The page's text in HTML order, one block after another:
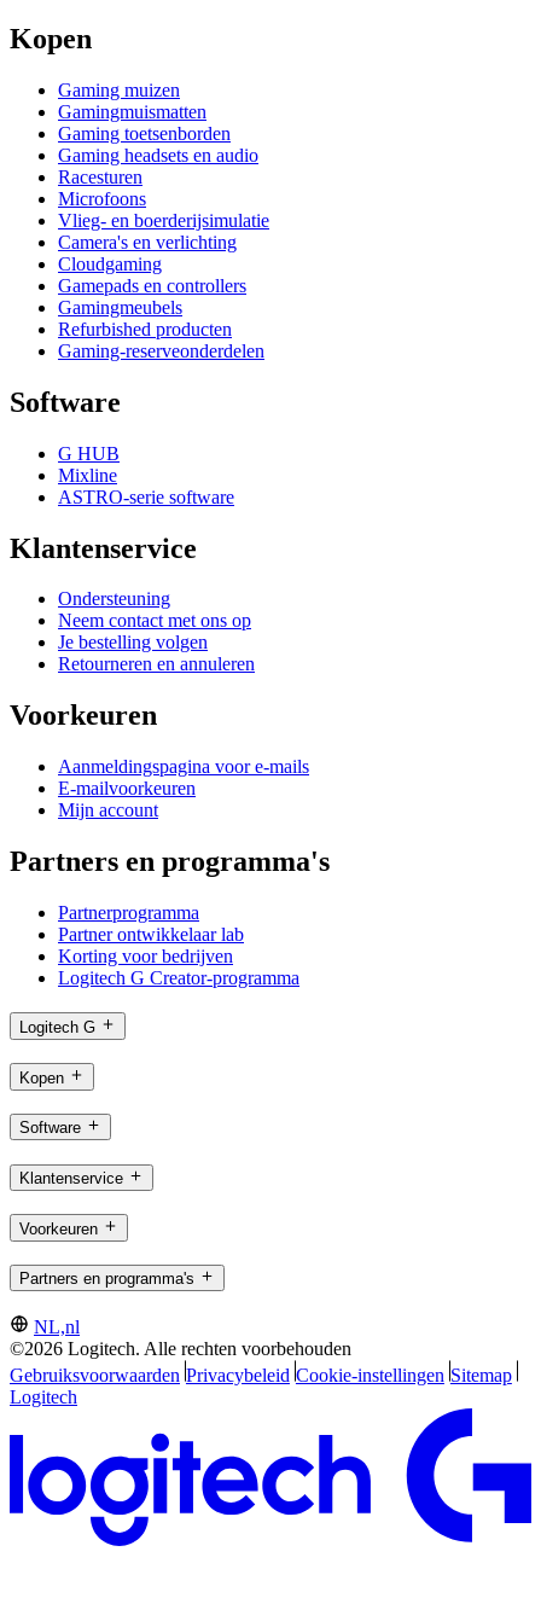
Kopen
Gaming muizen
Gamingmuismatten
Gaming toetsenborden
Gaming headsets en audio
Racesturen
Microfoons
Vlieg- en boerderijsimulatie
Camera's en verlichting
Cloudgaming
Gamepads en controllers
Gamingmeubels
Refurbished producten
Gaming-reserveonderdelen
Software
G HUB
Mixline
ASTRO-serie software
Klantenservice
Ondersteuning
Neem contact met ons op
Je bestelling volgen
Retourneren en annuleren
Voorkeuren
Aanmeldingspagina voor e-mails
E-mailvoorkeuren
Mijn account
Partners en programma's
Partnerprogramma
Partner ontwikkelaar lab
Korting voor bedrijven
Logitech G Creator-programma
Logitech G
Kopen
Software
Klantenservice
Voorkeuren
Partners en programma's
NL,nl
©2026 Logitech. Alle rechten voorbehouden
Gebruiksvoorwaarden Privacybeleid Cookie-instellingen Sitemap
Logitech